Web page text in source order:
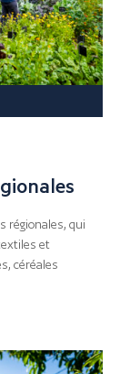
régionales, qui
et
céréales